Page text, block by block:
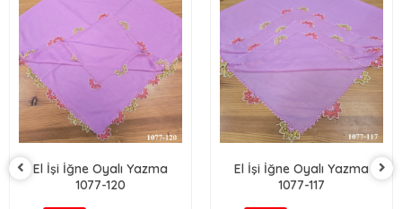
El İşi İğne Oyalı Yazma
1077-120
El İşi İğne Oyalı Yazma
1077-117